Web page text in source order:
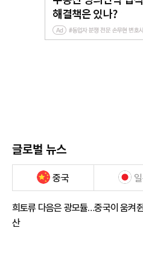
글로벌 뉴스
중국
희토류 다음은 광모듈…중국이 움켜
산